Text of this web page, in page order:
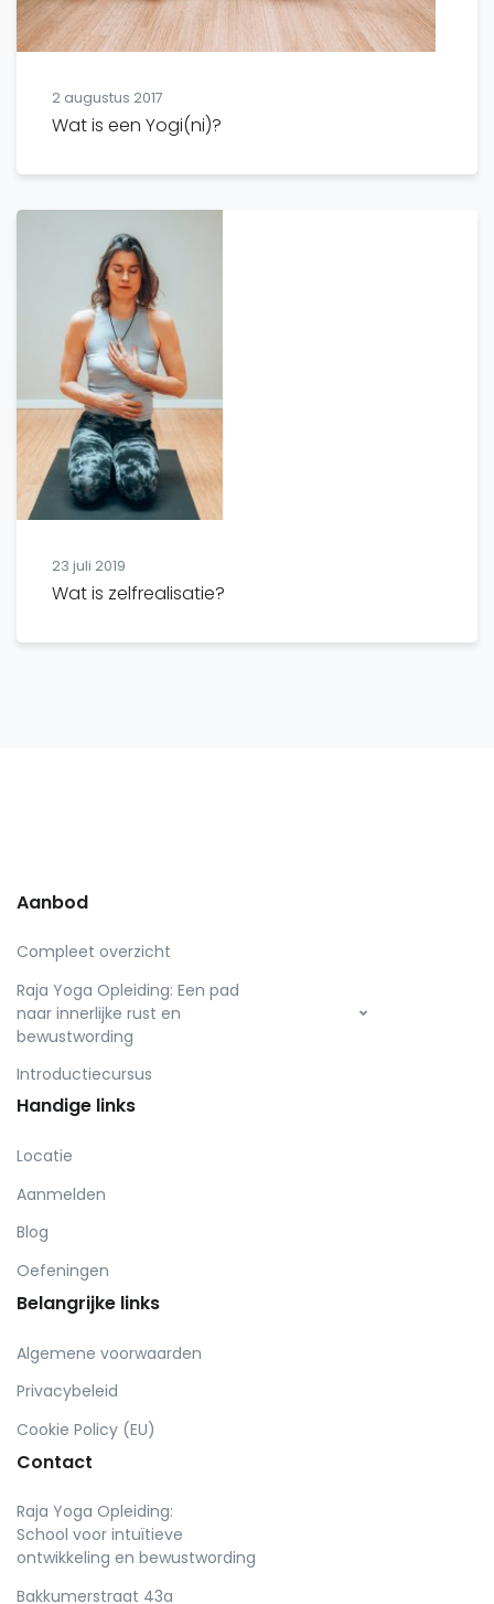
2 augustus 2017
Wat is een Yogi(ni)?
23 juli 2019
Wat is zelfrealisatie?
Aanbod
Compleet overzicht
Raja Yoga Opleiding: Een pad
naar innerlijke rust en
bewustwording
Introductiecursus
Handige links
Locatie
Aanmelden
Blog
Oefeningen
Belangrijke links
Algemene voorwaarden
Privacybeleid
Cookie Policy (EU)
Contact
Raja Yoga Opleiding:
School voor intuïtieve
ontwikkeling en bewustwording
Bakkumerstraat 43a